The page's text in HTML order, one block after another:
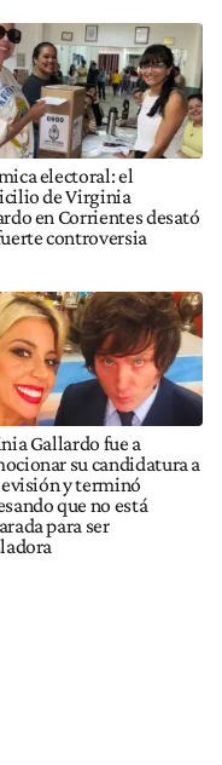
electoral: el
de Virginia
en Corrientes desató
controversia
Gallardo fue a
su candidatura a
y terminó
que no está
para ser